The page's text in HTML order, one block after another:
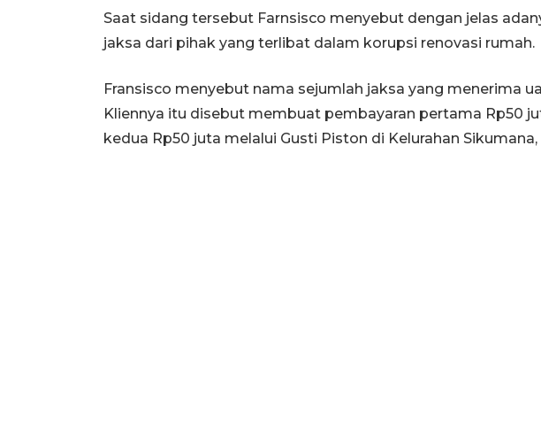
Saat sidang tersebut Farnsisco menyebut dengan jelas
jaksa dari pihak yang terlibat dalam korupsi renovasi rumah.
Fransisco menyebut nama sejumlah jaksa yang menerima
Kliennya itu disebut membuat pembayaran pertama Rp50
kedua Rp50 juta melalui Gusti Piston di Kelurahan